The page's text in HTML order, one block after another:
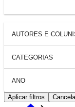
AUTORES E
CATEGORIAS
ANO
Aplicar filtros